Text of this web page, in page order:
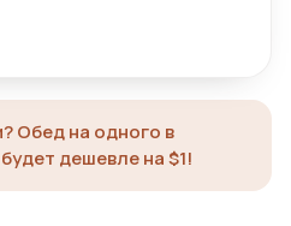
Обед на одного в
дешевле на $1!